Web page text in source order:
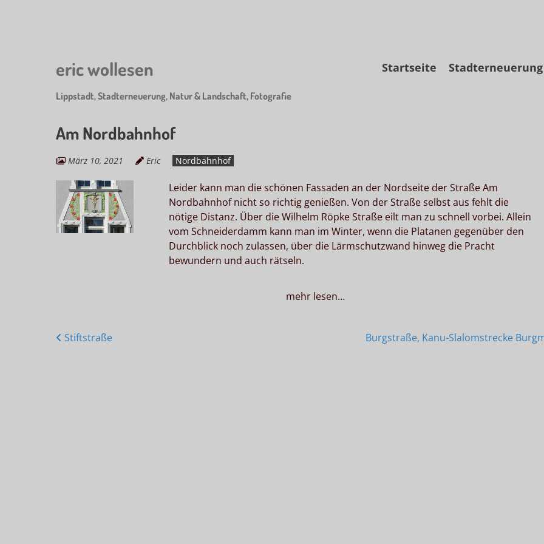
eric wollesen
Lippstadt, Stadterneuerung, Natur & Landschaft, Fotografie
Skip
to
Startseite Stadterneuerung
Am Nordbahnhof
März 10, 2021 Eric Nordbahnhof
Leider kann man die schönen Fassaden an der Nordseite der Straße Am
Nordbahnhof nicht so richtig genießen. Von der Straße selbst aus fehlt die
nötige Distanz. Über die Wilhelm Röpke Straße eilt man zu schnell vorbei. Allein
vom Schneiderdamm kann man im Winter, wenn die Platanen gegenüber den
Durchblick noch zulassen, über die Lärmschutzwand hinweg die Pracht
bewundern und auch rätseln.
mehr lesen…
Posts
Stiftstraße Burgstraße, Kanu-Slalomstrecke